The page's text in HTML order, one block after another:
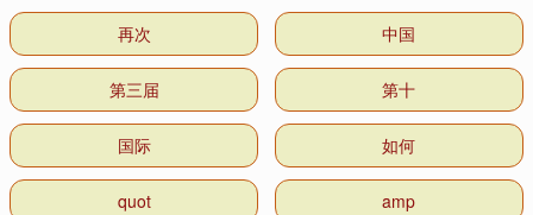
再次 中国
第三届 第十
国际 如何
quot amp